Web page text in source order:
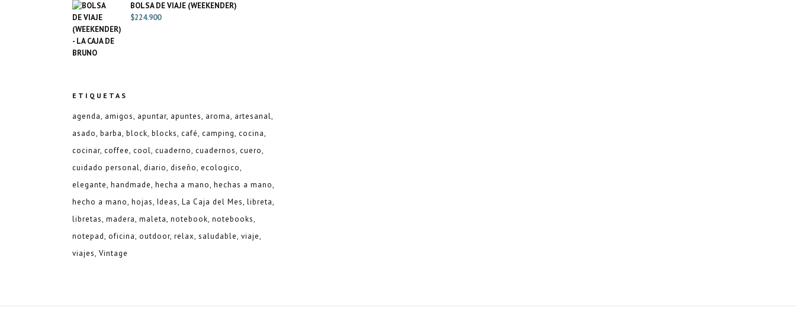
BOLSA DE VIAJE (WEEKENDER)
$224.900
ETIQUETAS
agenda amigos apuntar apuntes aroma artesanal
asado barba block blocks café camping cocina
cocinar coffee cool cuaderno cuadernos cuero
cuidado personal diario diseño ecologico
elegante handmade hecha a mano hechas a mano
hecho a mano hojas Ideas La Caja del Mes libreta
libretas madera maleta notebook notebooks
notepad oficina outdoor relax saludable viaje
viajes Vintage